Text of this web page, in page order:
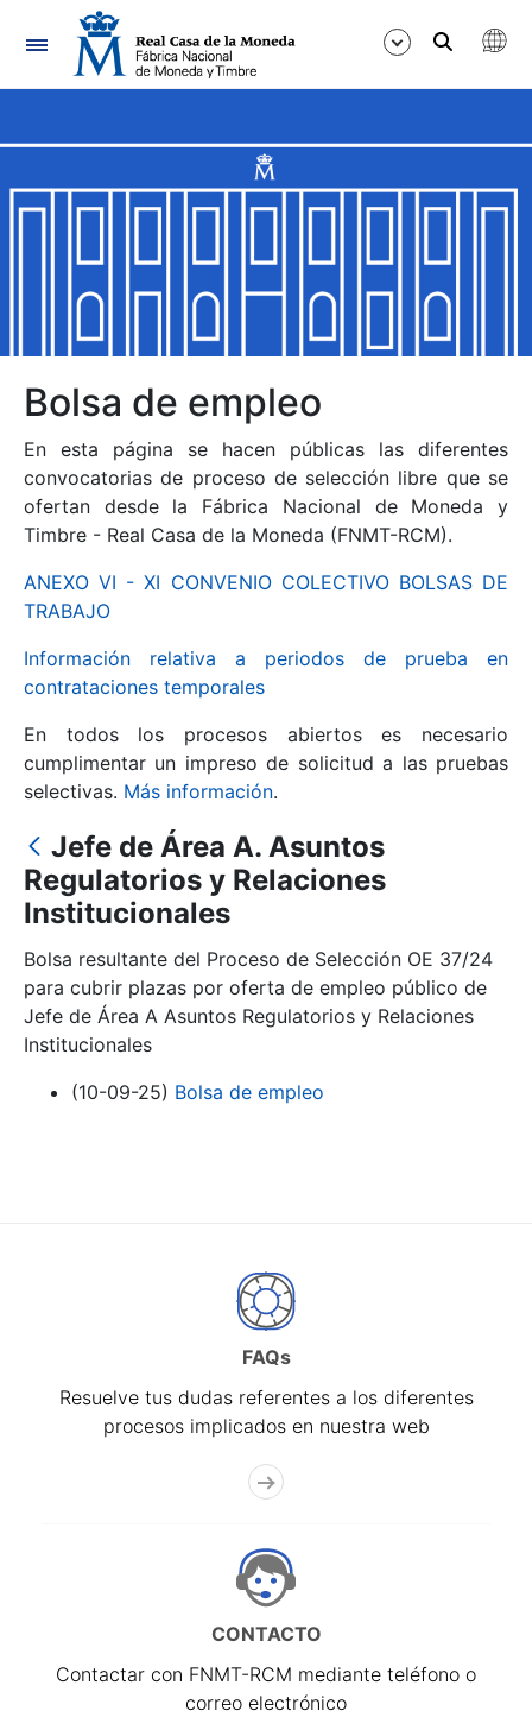
Navegación
Mostrar/Ocultar
Mostrar/Ocultar
Mostrar/Ocultar
Mostrar/Ocultar
Mostrar/Ocultar
Mostrar/Ocultar
Mostrar/Ocultar
Mostrar/Ocultar
Bolsa de empleo
En esta página se hacen públicas las diferentes
convocatorias de proceso de selección libre que se
ofertan desde la Fábrica Nacional de Moneda y
Timbre - Real Casa de la Moneda (FNMT-RCM).
ANEXO VI - XI CONVENIO COLECTIVO BOLSAS DE
TRABAJO
Información relativa a periodos de prueba en
contrataciones temporales
En todos los procesos abiertos es necesario
cumplimentar un impreso de solicitud a las pruebas
selectivas. Más información.
Jefe de Área A. Asuntos
Regulatorios y Relaciones
Institucionales
Bolsa resultante del Proceso de Selección OE 37/24
para cubrir plazas por oferta de empleo público de
Jefe de Área A Asuntos Regulatorios y Relaciones
Institucionales
(10-09-25) Bolsa de empleo
FAQs
Resuelve tus dudas referentes a los diferentes
procesos implicados en nuestra web
CONTACTO
Contactar con FNMT-RCM mediante teléfono o
correo electrónico